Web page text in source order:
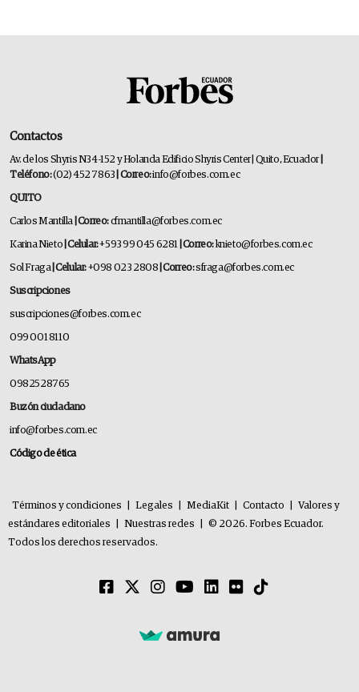
Contactos
Av. de los Shyris N34-152 y Holanda Edificio Shyris Center | Quito, Ecuador
Teléfono:(02) 452 7863 | Correo:info@forbes.com.ec
QUITO
Carlos Mantilla | Correo:cfmantilla@forbes.com.ec
Karina Nieto | Celular:+593 99 045 6281 | Correo: knieto@forbes.com.ec
Sol Fraga | Celular:+098 023 2808 | Correo:sfraga@forbes.com.ec
Suscripciones
suscripciones@forbes.com.ec
099 001 8110
WhatsApp
0982528765
Buzón ciudadano
info@forbes.com.ec
Código de ética
Términos y condiciones Legales MediaKit Contacto
Valores y
estándares editoriales
Nuestras redes
© 2026. Forbes Ecuador.
Todos los derechos reservados.